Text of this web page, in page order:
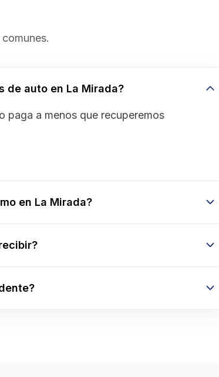
de auto en La Mirada?
paga a menos que recuperemos
en La Mirada?